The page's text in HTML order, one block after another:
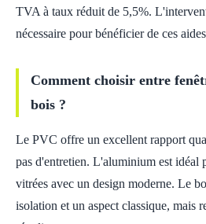
TVA à taux réduit de 5,5%.
nécessaire pour bénéficier de ces
Comment choisir entre
bois ?
Le PVC offre un excellent rapport
pas d'entretien. L'aluminium est idéal
vitrées avec un design moderne. Le
isolation et un aspect classique, mais